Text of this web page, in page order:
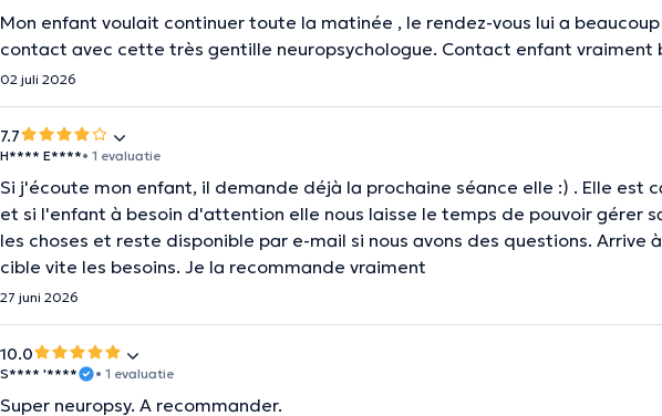
Mon enfant voulait continuer toute la matinée , le rendez-vous lui a
contact avec cette très gentille neuropsychologue. Contact enfant vraiment
02 juli 2026
7.7
H**** E****• 1 evaluatie
Si j'écoute mon enfant, il demande déjà la prochaine séance elle :) . Elle est
et si l'enfant à besoin d'attention elle nous laisse le temps de pouvoir gérer
les choses et reste disponible par e-mail si nous avons des questions.
cible vite les besoins. Je la recommande vraiment
27 juni 2026
10.0
S**** '**** • 1 evaluatie
Super neuropsy. A recommander.